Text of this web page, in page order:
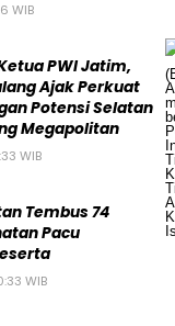
WIB
PWI Jatim,
Ajak Perkuat
Potensi Selatan
Megapolitan
WIB
Tembus 74
Pacu
WIB